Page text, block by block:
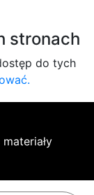
stronach
do tych